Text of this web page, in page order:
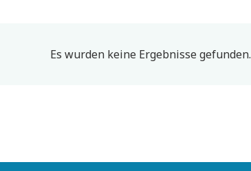
Es wurden keine Ergebnisse gefunden.